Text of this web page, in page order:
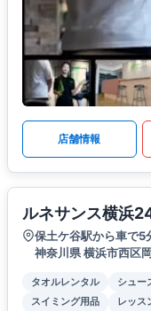
店舗情報
ルネサンス横浜
保土ケ谷駅から車で5
神奈川県 横浜市西区
タオルレンタル シュー
スイミング用品
レッス